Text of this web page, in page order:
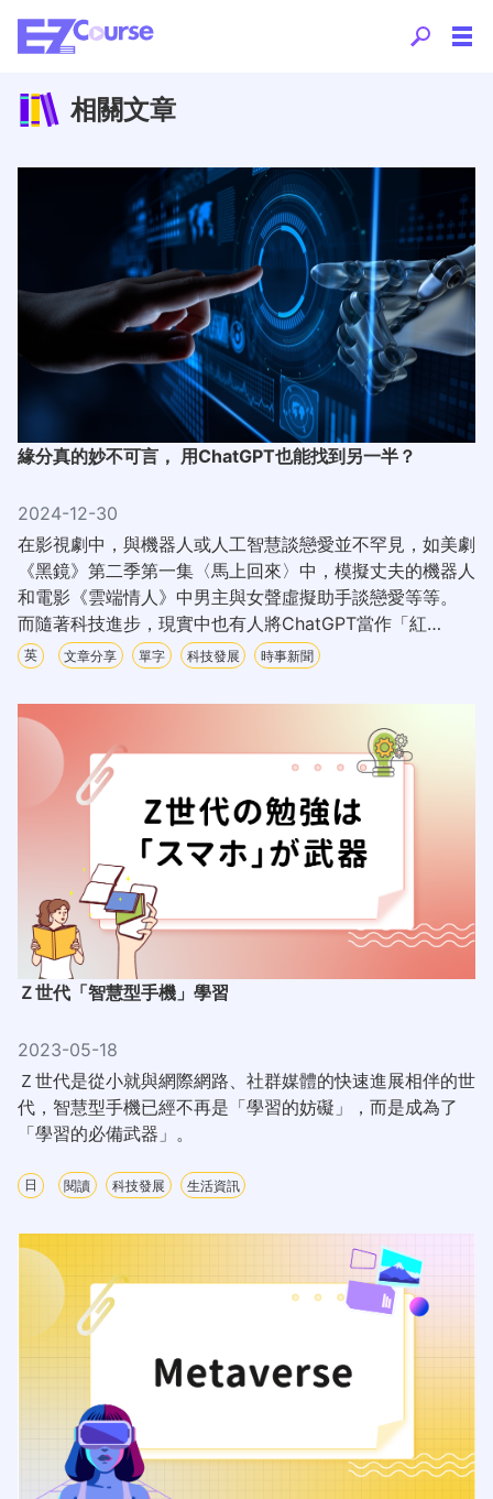
相關文章
緣分真的妙不可言， 用ChatGPT也能找到另一半？
2024-12-30
在影視劇中，與機器人或人工智慧談戀愛並不罕見，如美劇
《黑鏡》第二季第一集〈馬上回來〉中，模擬丈夫的機器人
和電影《雲端情人》中男主與女聲虛擬助手談戀愛等等。
而隨著科技進步，現實中也有人將ChatGPT當作「紅
娘」，竟成功找到理想中的另一半！
英 文章分享 單字 科技發展 時事新聞
Ｚ世代「智慧型手機」學習
2023-05-18
Ｚ世代是從小就與網際網路、社群媒體的快速進展相伴的世
代，智慧型手機已經不再是「學習的妨礙」，而是成為了
「學習的必備武器」。
日 閱讀 科技發展 生活資訊